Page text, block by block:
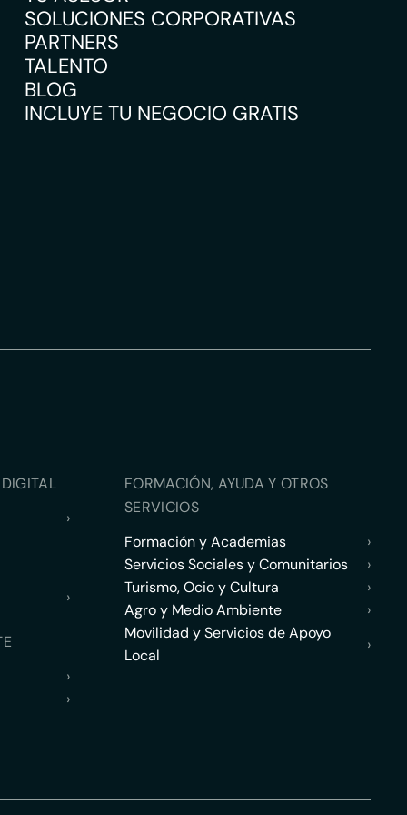
SOLUCIONES CORPORATIVAS
PARTNERS
TALENTO
BLOG
INCLUYE TU NEGOCIO GRATIS
›
›
›
›
FORMACIÓN, AYUDA Y OTROS
SERVICIOS
Formación y Academias
›
Servicios Sociales y Comunitarios
›
Turismo, Ocio y Cultura
›
Agro y Medio Ambiente
›
Movilidad y Servicios de Apoyo
Local
›